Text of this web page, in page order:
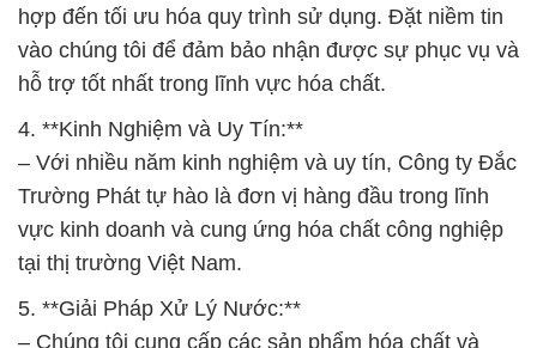
5. **Giải Pháp Xử Lý Nước:**
– Chúng tôi cung cấp các sản phẩm hóa chất và
công nghệ tiên tiến để xử lý nước trong các ngành
công nghiệp khác nhau, đảm bảo rằng nước được
xử lý một cách an toàn và đáng tin cậy.
6. **Dịch Vụ Tư Vấn Chuyên Nghiệp:**
– Không chỉ cung cấp sản phẩm với giá cả hợp lý,
chúng tôi còn đảm bảo rằng chất lượng luôn đáp
ứng hoặc vượt qua các tiêu chuẩn ngành công
nghiệp. Dịch vụ tư vấn chuyên nghiệp của chúng tôi